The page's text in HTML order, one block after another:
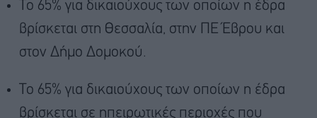
Το 65% για δικαιούχους των οποίων η έδρα
βρίσκεται στη Θεσσαλία, στην ΠΕ Έβρου και
στον Δήμο Δομοκού.
Το 65% για δικαιούχους των οποίων η έδρα
βρίσκεται σε ηπειρωτικές περιοχές που